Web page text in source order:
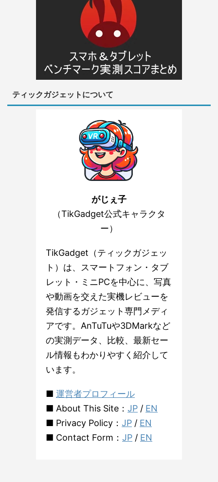
ティックガジェットについて
がじぇ子
（TikGadget公式キャラクタ
ー）
TikGadget（ティックガジェッ
ト）は、スマートフォン・タブ
レット・ミニPCを中心に、写真
や動画を交えた実機レビューを
発信するガジェット専門メディ
アです。AnTuTuや3DMarkなど
の実測データ、比較、最新セー
ル情報もわかりやすく紹介して
います。
■ 運営者プロフィール
■ About This Site： JP / EN
■ Privacy Policy： JP / EN
■ Contact Form： JP / EN